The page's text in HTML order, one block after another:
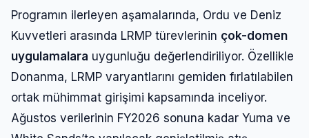
Programın ilerleyen aşamalarında, Ordu ve Deniz
Kuvvetleri arasında LRMP türevlerinin çok-domen
uygulamalara uygunluğu değerlendiriliyor. Özellikle
Donanma, LRMP varyantlarını gemiden fırlatılabilen
ortak mühimmat girişimi kapsamında inceliyor.
Ağustos verilerinin FY2026 sonuna kadar Yuma ve